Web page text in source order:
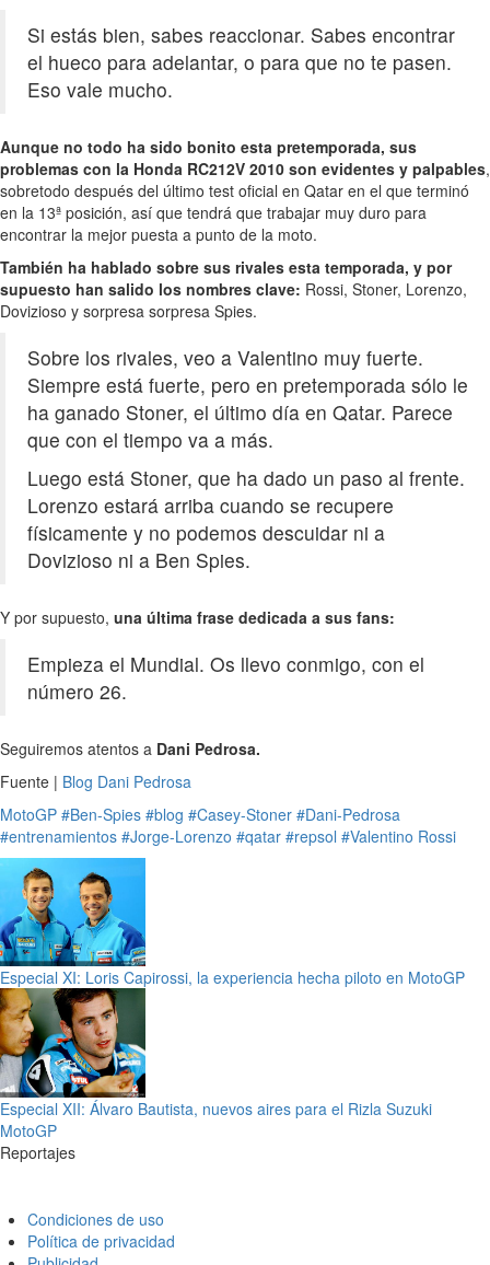
Si estás bien, sabes reaccionar. Sabes encontrar
el hueco para adelantar, o para que no te pasen.
Eso vale mucho.
Aunque no todo ha sido bonito esta pretemporada, sus
problemas con la Honda RC212V 2010 son evidentes y palpables,
sobretodo después del último test oficial en Qatar en el que terminó
en la 13ª posición, así que tendrá que trabajar muy duro para
encontrar la mejor puesta a punto de la moto.
También ha hablado sobre sus rivales esta temporada, y por
supuesto han salido los nombres clave: Rossi, Stoner, Lorenzo,
Dovizioso y sorpresa sorpresa Spies.
Sobre los rivales, veo a Valentino muy fuerte.
Siempre está fuerte, pero en pretemporada sólo le
ha ganado Stoner, el último día en Qatar. Parece
que con el tiempo va a más.
Luego está Stoner, que ha dado un paso al frente.
Lorenzo estará arriba cuando se recupere
físicamente y no podemos descuidar ni a
Dovizioso ni a Ben Spies.
Y por supuesto, una última frase dedicada a sus fans:
Empieza el Mundial. Os llevo conmigo, con el
número 26.
Seguiremos atentos a Dani Pedrosa.
Fuente | Blog Dani Pedrosa
MotoGP #Ben-Spies #blog #Casey-Stoner #Dani-Pedrosa
#entrenamientos #Jorge-Lorenzo #qatar #repsol #Valentino Rossi
Especial XI: Loris Capirossi, la experiencia hecha piloto en MotoGP
Especial XII: Álvaro Bautista, nuevos aires para el Rizla Suzuki
MotoGP
Reportajes
Condiciones de uso
Política de privacidad